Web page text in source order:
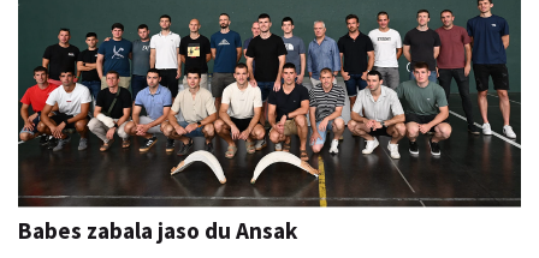
Babes zabala jaso du Ansak